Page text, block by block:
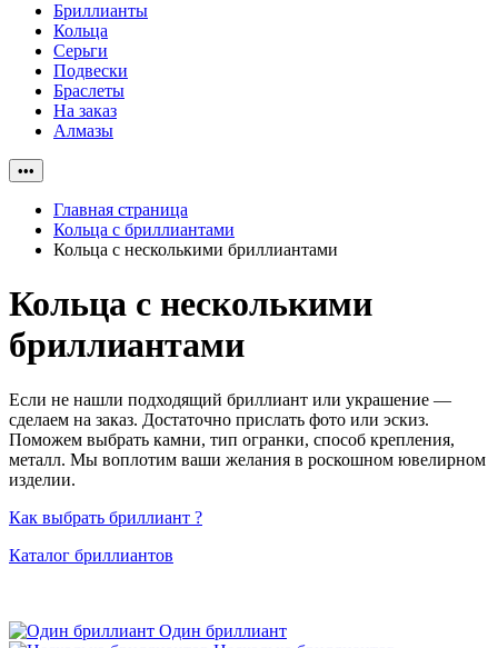
Бриллианты
Кольца
Серьги
Подвески
Браслеты
На заказ
Алмазы
•••
Главная страница
Кольца с бриллиантами
Кольца с несколькими бриллиантами
Кольца с несколькими
бриллиантами
Если не нашли подходящий бриллиант или украшение —
сделаем на заказ. Достаточно прислать фото или эскиз.
Поможем выбрать камни, тип огранки, способ крепления,
металл. Мы воплотим ваши желания в роскошном ювелирном
изделии.
Как выбрать бриллиант ?
Каталог бриллиантов
Один бриллиант